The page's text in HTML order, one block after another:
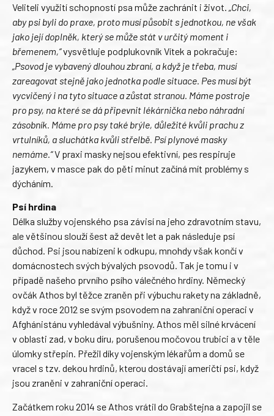
Veliteli využití schopností psa může zachránit i život.
„Chci,
aby psi byli do praxe, proto musí působit s jednotkou, ne však
jako její doplněk, který se může stát v určitý moment i
břemenem,“vysvětluje podplukovník Vítek a pokračuje:
„Psovod je vybavený dlouhou zbraní, a když je třeba, musí
zareagovat stejně jako jednotka podle situace. Pes musí být
vycvičený i na tyto situace a zůstat stranou. Máme postroje
pro psy, na které se dá připevnit lékárnička nebo náhradní
zásobník. Máme pro psy také brýle, důležité kvůli prachu z
vrtulníků, a sluchátka kvůli střelbě. Psí plynové masky
nemáme.“V praxi masky nejsou efektivní, pes respiruje
jazykem, v masce pak do pěti minut začíná mít problémy s
dýcháním.
Psí hrdina
Délka služby vojenského psa závisí na jeho zdravotním stavu,
ale většinou slouží šest až devět let a pak následuje psí
důchod. Psi jsou nabízeni k odkupu, mnohdy však končí v
domácnostech svých bývalých psovodů. Tak je tomu i v
případě našeho prvního psího válečného hrdiny. Německý
ovčák Athos byl těžce zraněn při výbuchu rakety na základně,
když v roce 2012 se svým psovodem na zahraniční operaci v
Afghánistánu vyhledával výbušniny. Athos měl silné krvácení
v oblasti zad, v boku díru, porušenou močovou trubici a v těle
úlomky střepin. Přežil díky vojenským lékařům a domů se
vracel s tzv. dekou hrdinů, kterou dostávají američtí psi, když
jsou zraněni v zahraniční operaci.
Začátkem roku 2014 se Athos vrátil do Grabštejna a zapojil se